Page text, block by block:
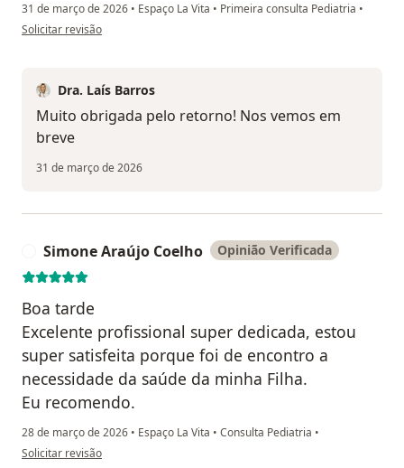
31 de março de 2026 • Espaço La Vita • Primeira consulta Pediatria •
na opinião do utilizador Daniela
Solicitar revisão
Dra. Laís Barros
Muito obrigada pelo retorno! Nos vemos em
breve
31 de março de 2026
Simone Araújo Coelho Opinião Verificada
Boa tarde
Excelente profissional super dedicada, estou
super satisfeita porque foi de encontro a
necessidade da saúde da minha Filha.
Eu recomendo.
28 de março de 2026 • Espaço La Vita • Consulta Pediatria •
na opinião do utilizador Simone Araújo Coelho
Solicitar revisão